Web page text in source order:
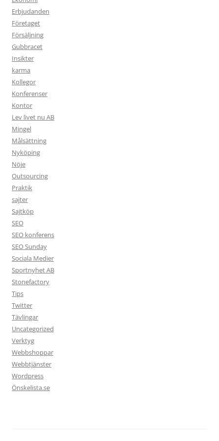
Erbjudanden
Företaget
Försäljning
Gubbracet
Insikter
karma
Kollegor
Konferenser
Kontor
Lev livet nu AB
Mingel
Målsättning
Nyköping
Nöje
Outsourcing
Praktik
sajter
Sajtköp
SEO
SEO konferens
SEO Sunday
Sociala Medier
Sportnyhet AB
Stonefactory
Tips
Twitter
Tävlingar
Uncategorized
Verktyg
Webbshoppar
Webbtjänster
Wordpress
Önskelista.se